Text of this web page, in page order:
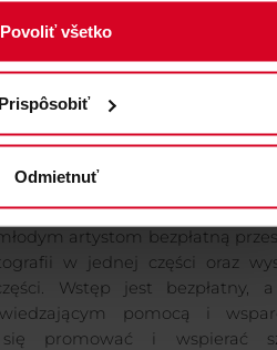
Povoliť všetko
Prispôsobiť
Odmietnuť
się we wspieraniu
artystom bezpłatną
w jednej części oraz
Wstęp jest bezpłatny,
pomocą i
promować i wspierać